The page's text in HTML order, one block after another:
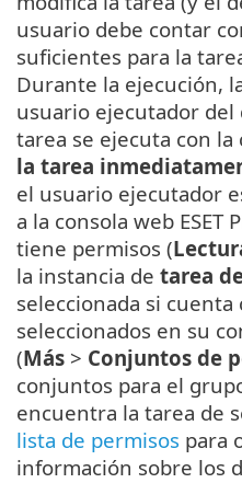
usuario debe contar
suficientes para la
Durante la ejecución,
usuario ejecutador del
tarea se ejecuta con la
la tarea
el usuario ejecutador
a la consola web ESET
tiene permisos (
la instancia de tarea
seleccionada si cuenta
seleccionados en su
(Más > Conjuntos de
conjuntos para el
encuentra la tarea de
lista de permisos para
información sobre los